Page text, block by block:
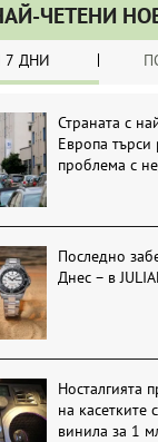
ЧЕТЕНИ
7 ДНИ
Страната с
Европа
проблема с
Последно
Днес – в
Носталгията
на касетките
винила за 1